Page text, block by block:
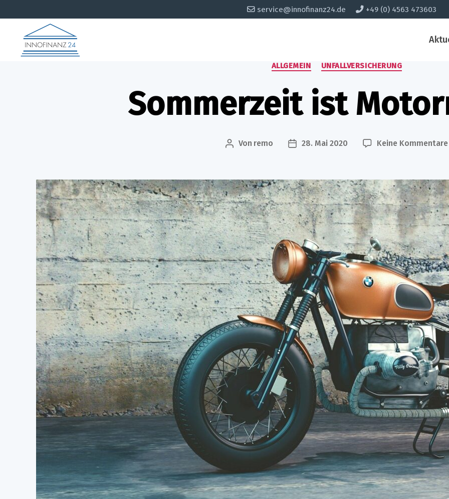
service@innofinanz24.de +49 (0) 4563 473603
Kategorien
ALLGEMEIN UNFALLVERSICHERUNG
Sommerzeit ist
Beitragsautor
Von remo Beitragsdatum
28. Mai 2020 Keine Kommentare